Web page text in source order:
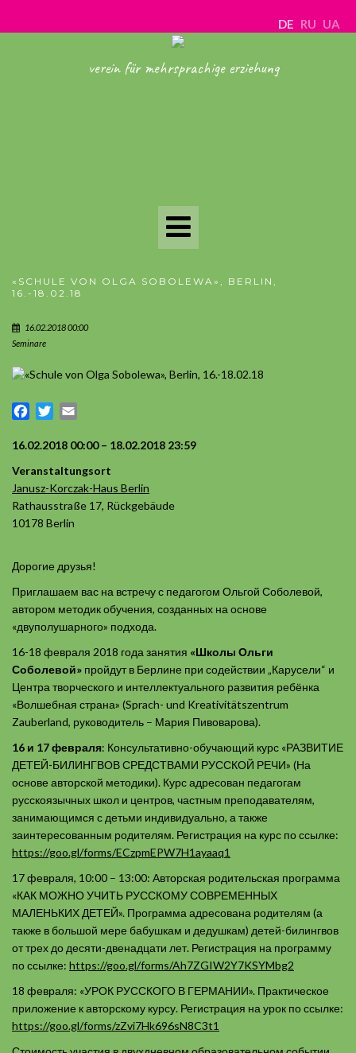
DE RU UA
verein für mehrsprachige erziehung
Toggle
Navigation
«SCHULE VON OLGA SOBOLEWA», BERLIN,
16.-18.02.18
16.02.2018 00:00
Seminare
Facebook
Twitter
16.02.2018 00:00 – 18.02.2018 23:59
Veranstaltungsort
Janusz-Korczak-Haus Berlin
Rathausstraße 17, Rückgebäude
10178 Berlin
Дорогие друзья!
Приглашаем вас на встречу с педагогом Ольгой Соболевой,
автором методик обучения, созданных на основе
«двуполушарного» подхода.
16-18 февраля 2018 года занятия «Школы Ольги
Соболевой» пройдут в Берлине при содействии „Карусели“ и
Центра творческого и интеллектуального развития ребёнка
«Волшебная страна» (Sprach- und Kreativitätszentrum
Zauberland, руководитель – Мария Пивоварова).
16 и 17 февраля: Консультативно-обучающий курс «РАЗВИТИЕ
ДЕТЕЙ-БИЛИНГВОВ СРЕДСТВАМИ РУССКОЙ РЕЧИ» (На
основе авторской методики). Курс адресован педагогам
русскоязычных школ и центров, частным преподавателям,
занимающимся с детьми индивидуально, а также
заинтересованным родителям. Регистрация на курс по ссылке:
https://goo.gl/forms/ECzpmEPW7H1ayaaq1
17 февраля, 10:00 – 13:00: Авторская родительская программа
«КАК МОЖНО УЧИТЬ РУССКОМУ СОВРЕМЕННЫХ
МАЛЕНЬКИХ ДЕТЕЙ». Программа адресована родителям (а
также в большой мере бабушкам и дедушкам) детей-билингвов
от трех до десяти-двенадцати лет. Регистрация на программу
по ссылке: https://goo.gl/forms/Ah7ZGIW2Y7KSYMbg2
18 февраля: «УРОК РУССКОГО В ГЕРМАНИИ». Практическое
приложение к авторскому курсу. Регистрация на урок по ссылке:
https://goo.gl/forms/zZvi7Hk696sN8C3t1